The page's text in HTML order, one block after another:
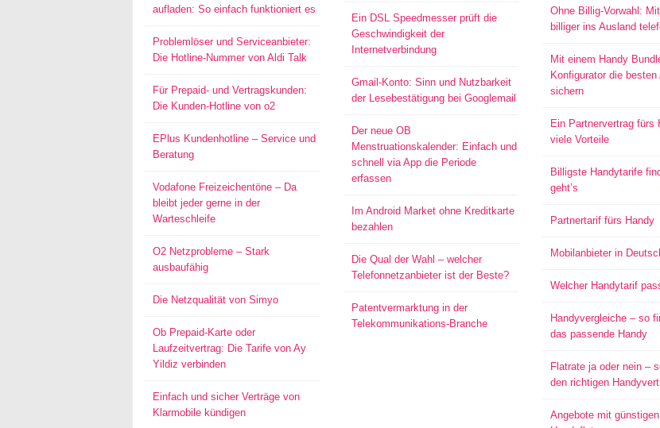
aufladen: So einfach funktioniert es
Problemlöser und Serviceanbieter:
Die Hotline-Nummer von Aldi Talk
Für Prepaid- und Vertragskunden:
Die Kunden-Hotline von o2
EPlus Kundenhotline – Service und
Beratung
Vodafone Freizeichentöne – Da
bleibt jeder gerne in der
Warteschleife
O2 Netzprobleme – Stark
ausbaufähig
Die Netzqualität von Simyo
Ob Prepaid-Karte oder
Laufzeitvertrag: Die Tarife von Ay
Yildiz verbinden
Einfach und sicher Verträge von
Klarmobile kündigen
Ein DSL Speedmesser prüft die
Geschwindigkeit der
Internetverbindung
Gmail-Konto: Sinn und Nutzbarkeit
der Lesebestätigung bei Googlemail
Der neue OB
Menstruationskalender: Einfach und
schnell via App die Periode
erfassen
Im Android Market ohne Kreditkarte
bezahlen
Die Qual der Wahl – welcher
Telefonnetzanbieter ist der Beste?
Patentvermarktung in der
Telekommunikations-Branche
Ohne Billig-Vorwahl:
billiger ins Ausland
Mit einem Handy
Konfigurator die besten
sichern
Ein Partnervertrag fürs
viele Vorteile
Billigste Handytarife
geht’s
Partnertarif fürs Handy
Mobilanbieter in
Welcher Handytarif
Handyvergleiche – so
das passende Handy
Flatrate ja oder nein –
den richtigen
Angebote mit